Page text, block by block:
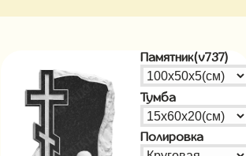
Памятник(v737)
Тумба
Полировка